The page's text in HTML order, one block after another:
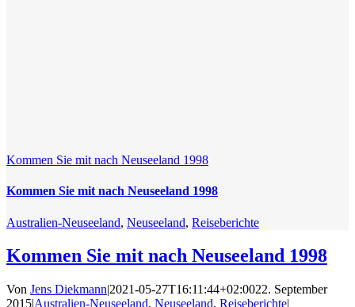
Kommen Sie mit nach Neuseeland 1998
Kommen Sie mit nach Neuseeland 1998
Australien-Neuseeland, Neuseeland, Reiseberichte
Kommen Sie mit nach Neuseeland 1998
Von Jens Diekmann|2021-05-27T16:11:44+02:0022. September
2015|Australien-Neuseeland, Neuseeland, Reiseberichte|